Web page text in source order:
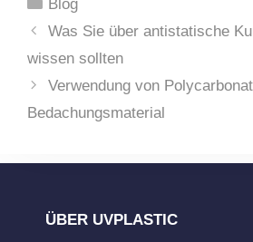
Blog
Was Sie über antistatische
wissen sollten
Verwendung von
Bedachungsmaterial
ÜBER UVPLASTIC